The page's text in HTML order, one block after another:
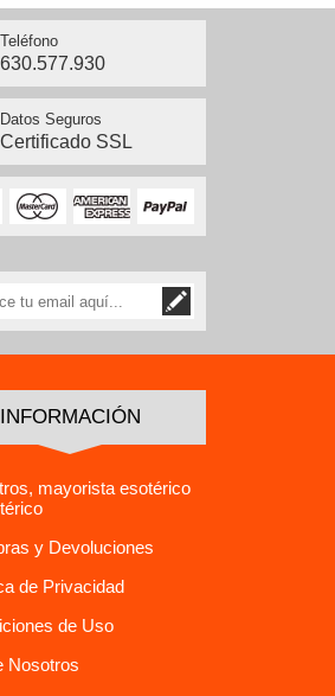
Teléfono
630.577.930
Datos Seguros
Certificado SSL
INFORMACIÓN
mayorista esotérico
y Devoluciones
de Privacidad
de Uso
Nosotros